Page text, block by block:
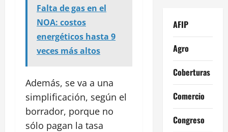
Falta de gas en el
NOA: costos
energéticos hasta 9
veces más altos
Además, se va a una
simplificación, según el
borrador, porque no
sólo pagan la tasa
AFIP
Agro
Coberturas
Comercio
Congreso